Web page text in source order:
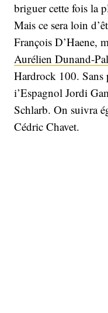
briguer cette fois la
Mais ce sera loin
François D’Haene,
Aurélien Dunand-
Hardrock 100. Sans
i’Espagnol Jordi
Schlarb. On suivra
Cédric Chavet.